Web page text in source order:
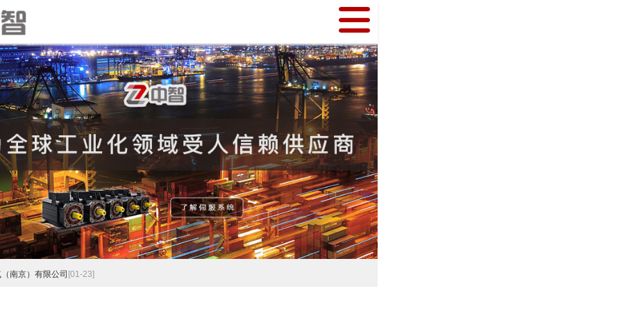
南京）有限公司 [01-23]